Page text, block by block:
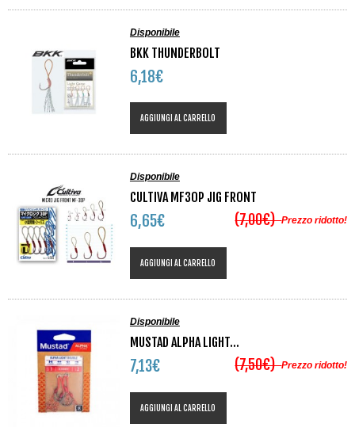
Disponibile
BKK THUNDERBOLT
6,18€
AGGIUNGI AL CARRELLO
Disponibile
CULTIVA MF30P JIG FRONT
Prezzo ridotto!
6,65€ (7,00€)
AGGIUNGI AL CARRELLO
Disponibile
MUSTAD ALPHA LIGHT...
Prezzo ridotto!
7,13€ (7,50€)
AGGIUNGI AL CARRELLO